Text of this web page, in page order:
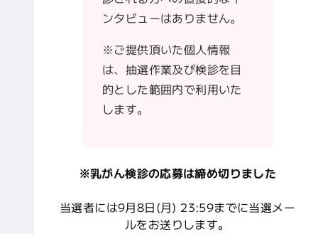
ンタビューはありません。
※ご提供頂いた個人情報
は、抽選作業及び検診を目
的とした範囲内で利用いた
します。
※乳がん検診の応募は締め切りました
当選者には9月8日(月) 23:59までに当選メー
ルをお送りします。